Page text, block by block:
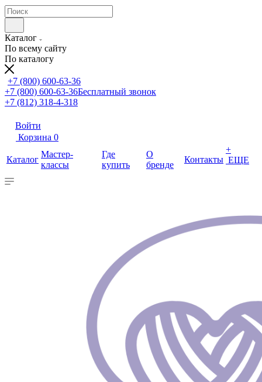
Каталог
По всему сайту
По каталогу
+7 (800) 600-63-36
+7 (800) 600-63-36Бесплатный звонок
+7 (812) 318-4-318
Войти
Корзина 0
Каталог
Мастер-
классы
Где
купить
О
бренде
Контакты
+
ЕЩЕ